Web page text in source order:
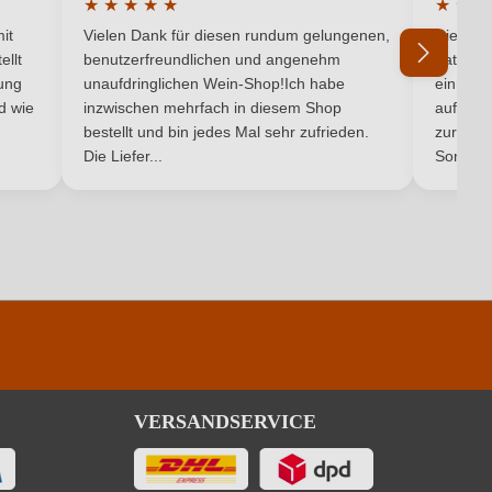
Weißwein
pro 100 ml
Mengen von Fett, gesättigten Fettsäuren, Eiweiß und Salz
Ich habe mein Passwort vergessen
von 5 Sternen
wie
★ ★ ★ ★ ★
Durchschnittliche Bewertung von 5 von 5 Sternen
Vielen Dank für diesen rundum gelungenen,
benutzerfreundlichen und angenehm
unaufdringlichen Wein-Shop!Ich habe
inzwischen mehrfach in diesem Shop
bestellt und bin jedes Mal sehr zufrieden.
Die Liefer...
★ ★
Die
hat
einmal
auf
zurück
Son...
VERSANDSERVICE